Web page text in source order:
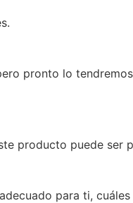
pronto lo
producto puede ser
para ti,